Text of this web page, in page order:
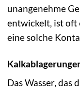
unangenehme
entwickelt, ist oft
eine solche
Das Wasser, das